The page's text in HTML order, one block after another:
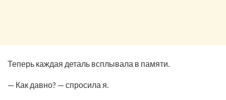
Теперь каждая деталь всплывала в памяти.
— Как давно? — спросила я.